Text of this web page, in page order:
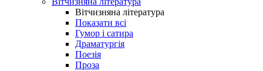
Вітчизняна література
Показати всі
Гумор і сатира
Драматургія
Поезія
Проза